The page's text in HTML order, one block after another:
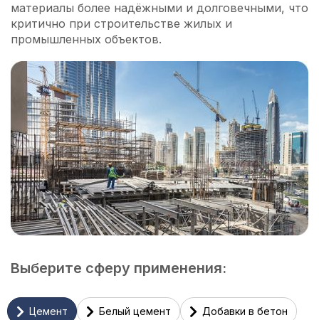
материалы более надёжными и долговечными, что
критично при строительстве жилых и
промышленных объектов.
Выберите сферу применения:
Цемент Белый цемент Добавки в бетон